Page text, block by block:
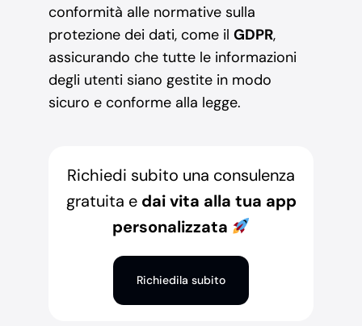
conformità alle normative sulla
protezione dei dati, come il GDPR,
assicurando che tutte le informazioni
degli utenti siano gestite in modo
sicuro e conforme alla legge.
Richiedi subito una consulenza
gratuita e dai vita alla tua app
personalizzata
Richiedila subito